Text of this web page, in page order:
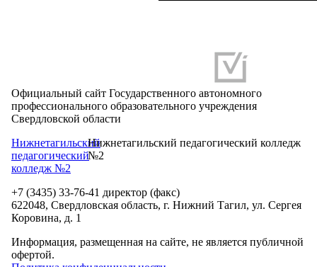
Официальный сайт Государственного автономного
профессионального образовательного учреждения
Свердловской области
Нижнетагильский
педагогический
колледж №2
Нижнетагильский педагогический колледж
№2
+7 (3435) 33-76-41 директор (факс)
622048, Свердловская область, г. Нижний Тагил, ул. Сергея
Коровина, д. 1
Информация, размещенная на сайте, не является публичной
офертой.